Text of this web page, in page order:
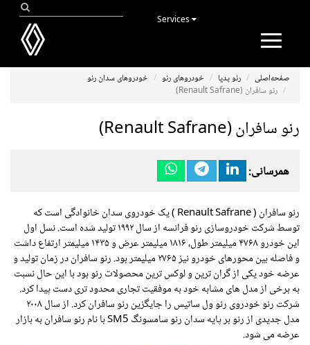
Toggle
صفحه‌اصلی رنو پدیا خودروهای رنو
خودروهای سدان رنو
رنو سافران (Renault Safrane)
رنو سافران (Renault Safrane)
همرسانی:
رنو سافران (
) یک خودروی سدان خانوادگی است که
توسط شرکت خودروسازی رنو فرانسه از سال ۱۹۹۲ تولید شده است. نسل اول
این خودرو ۴۷۶۸ میلیمتر طول، ۱۸۱۶ میلیمتر عرض و ۱۴۳۵ میلیمتر ارتفاع داشت
و فاصله بین محورهای خودرو نیز ۲۷۶۵ میلیمتر بود. رنو سافران در زمان تولید و
عرضه خود یکی از گران ترین و لوکس ترین محصولات رنو بود با این حال نسبت
به برخی از مدل های مشابه خود به موفقیت تجاری محدود تری دست پیدا کرد.
شرکت رنو خودروی رنو ول ساتیس را جایگزین رنو سافران کرد. از سال ۲۰۰۸
مدل جدیدی از رنو بر پایه سدان رنو سامسونگ
با نام رنو سافران به بازار
عرضه می شود.